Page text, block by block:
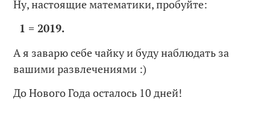
Ну, настоящие математики, пробуйте:
1 = 2019.
А я заварю себе чайку и буду наблюдать за
вашими развлечениями :)
До Нового Года осталось 10 дней!